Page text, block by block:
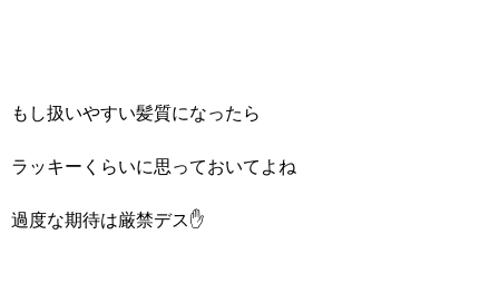
もし扱いやすい髪質になったら
ラッキーくらいに思っておいてよね
過度な期待は厳禁デス✋